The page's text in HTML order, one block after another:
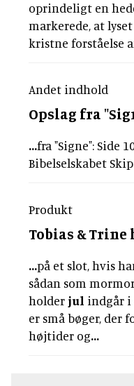
oprindeligt en
markerede, at
kristne forståelse
Andet indhold
...fra "Signe": Side
Bibelselskabet
Produkt
Tobias & Trine
...på et slot, hvis
sådan som
holder jul indgår i
er små bøger, der
højtider og...